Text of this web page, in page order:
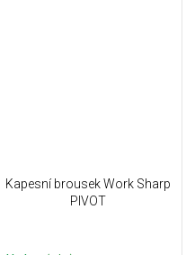
Kapesní brousek Work Sharp
PIVOT